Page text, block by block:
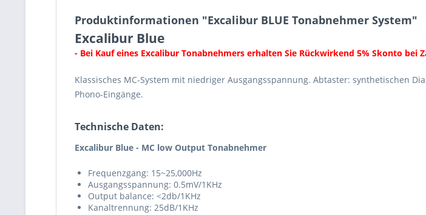
Produktinformationen "Excalibur BLUE Tonabnehmer System"
Excalibur Blue
- Bei Kauf eines Excalibur Tonabnehmers erhalten Sie Rückwirkend 5% Skonto bei
Klassisches MC-System mit niedriger Ausgangsspannung. Abtaster: synthetischen
Phono-Eingänge.
Technische Daten:
Excalibur Blue - MC low Output Tonabnehmer
Frequenzgang: 15~25,000Hz
Ausgangsspannung: 0.5mV/1KHz
Output balance: <2db/1KHz
Kanaltrennung: 25dB/1KHz